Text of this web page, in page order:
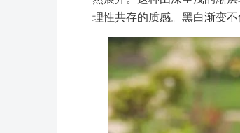
理性共存的质感。黑白渐变